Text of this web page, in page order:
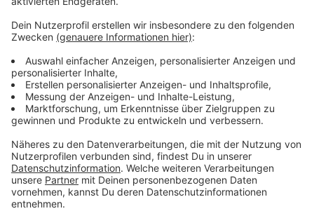
großer Fan vom Deli-Business-Balken. Und
mittlerweile sehe ich da für mich persönlich und ich
glaube auch für viele andere Menschen einen
riesengroßen Mehrwert. Und da sindwar ich schon
wieder bei der Macke, weil ich ja irrsinnig gerne über
dieses Thema aufSocial Media plaudere. Ich habe
dann auch ein Facebook-Radreisetagebuch. Man
findet
weichen D geschrieben. Da sind unsere
Radreisen dann dabei. Und irgendwann einmal, und
das ist in diesem Fall so gewesen, kommt das in
Köpfe der Menschen und dann wirst du für das